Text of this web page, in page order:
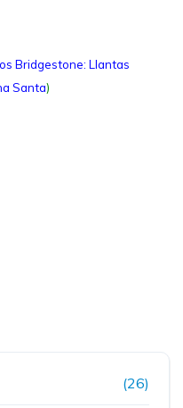
Bridgestone: Llantas
Santa)
(26)